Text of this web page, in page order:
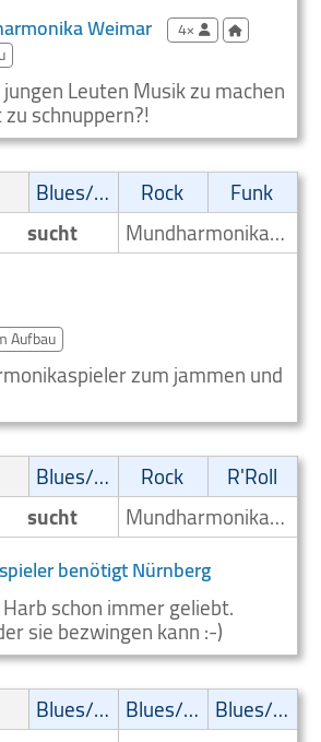
Weimar
4×
Leuten Musik zu machen
schnuppern?!
Blues/Swing Rock
Funk
sucht Mundharmonikaspieler
Aufbau
zum jammen und
Blues/Swing Rock
R'Roll
sucht Mundharmonikaspieler
benötigt Nürnberg
schon immer geliebt.
sie bezwingen kann :-)
Blues/Swing Blues/Swing
Blues/Swing